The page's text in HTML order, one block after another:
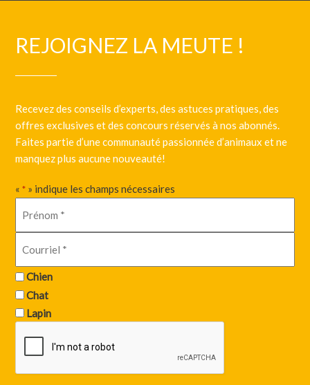
REJOIGNEZ LA MEUTE !
Recevez des conseils d’experts, des astuces pratiques, des
offres exclusives et des concours réservés à nos abonnés.
Faites partie d’une communauté passionnée d’animaux et ne
manquez plus aucune nouveauté!
«* » indique les champs nécessaires
Chien
Chat
Lapin